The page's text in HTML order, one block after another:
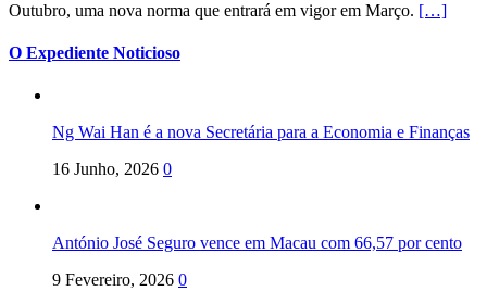
Outubro, uma nova norma que entrará em vigor em Março. […]
O Expediente Noticioso
Ng Wai Han é a nova Secretária para a Economia e Finanças
16 Junho, 2026 0
António José Seguro vence em Macau com 66,57 por cento
9 Fevereiro, 2026 0